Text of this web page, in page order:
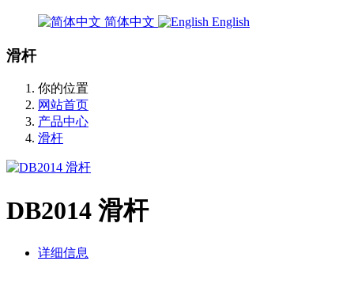
简体中文 English
滑杆
你的位置
网站首页
产品中心
滑杆
DB2014 滑杆
详细信息